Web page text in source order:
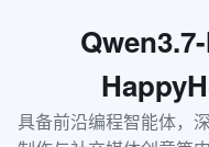
具备前沿编程智能体，